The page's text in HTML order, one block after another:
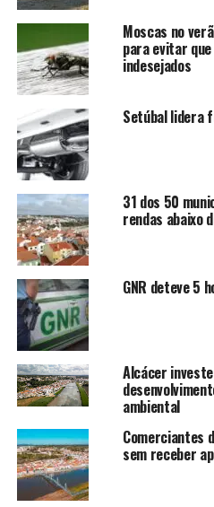
Moscas no
para evitar
indesejados
Setúbal lidera
31 dos 50
rendas abaixo
GNR deteve 5
Alcácer
ambiental
Comerciantes
sem receber